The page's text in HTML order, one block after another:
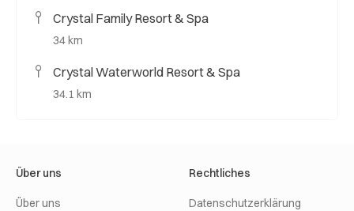
Crystal Family Resort & Spa
34 km
Crystal Waterworld Resort & Spa
34.1 km
Über uns
Über uns
Rechtliches
Datenschutzerklärung